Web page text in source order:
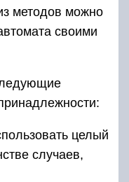
методов можно
своими
целый
случаев,